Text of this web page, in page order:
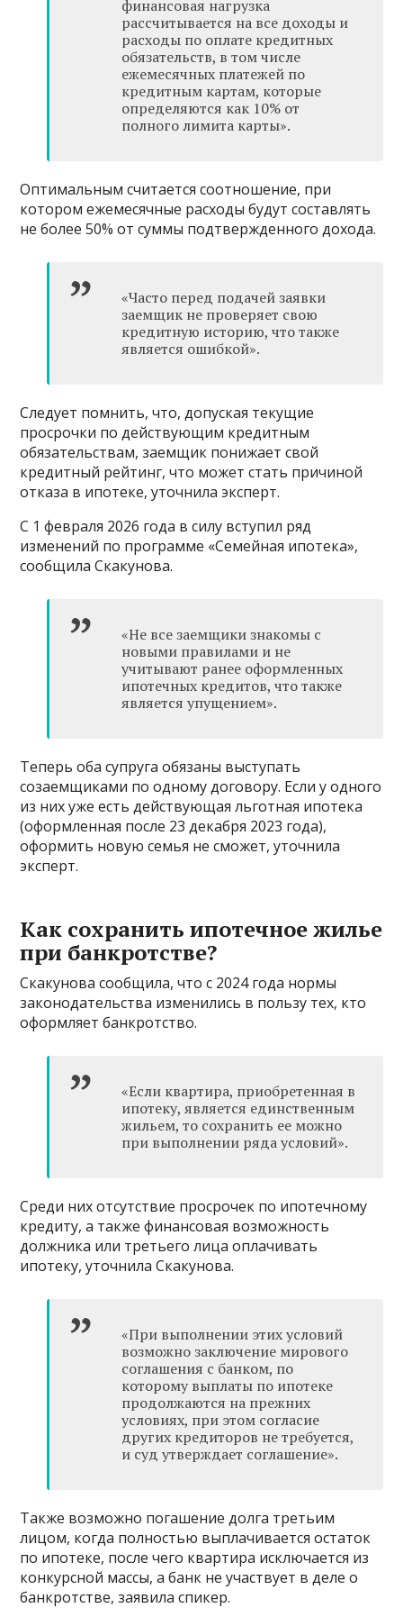
финансовая нагрузка
рассчитывается на все доходы и
расходы по оплате кредитных
обязательств, в том числе
ежемесячных платежей по
кредитным картам, которые
определяются как 10% от
полного лимита карты».
Оптимальным считается соотношение, при
котором ежемесячные расходы будут составлять
не более 50% от суммы подтвержденного дохода.
«Часто перед подачей заявки
заемщик не проверяет свою
кредитную историю, что также
является ошибкой».
Следует помнить, что, допуская текущие
просрочки по действующим кредитным
обязательствам, заемщик понижает свой
кредитный рейтинг, что может стать причиной
отказа в ипотеке, уточнила эксперт.
С 1 февраля 2026 года в силу вступил ряд
изменений по программе «Семейная ипотека»,
сообщила Скакунова.
«Не все заемщики знакомы с
новыми правилами и не
учитывают ранее оформленных
ипотечных кредитов, что также
является упущением».
Теперь оба супруга обязаны выступать
созаемщиками по одному договору. Если у одного
из них уже есть действующая льготная ипотека
(оформленная после 23 декабря 2023 года),
оформить новую семья не сможет, уточнила
эксперт.
Как сохранить ипотечное жилье
при банкротстве?
Скакунова сообщила, что с 2024 года нормы
законодательства изменились в пользу тех, кто
оформляет банкротство.
«Если квартира, приобретенная в
ипотеку, является единственным
жильем, то сохранить ее можно
при выполнении ряда условий».
Среди них отсутствие просрочек по ипотечному
кредиту, а также финансовая возможность
должника или третьего лица оплачивать
ипотеку, уточнила Скакунова.
«При выполнении этих условий
возможно заключение мирового
соглашения с банком, по
которому выплаты по ипотеке
продолжаются на прежних
условиях, при этом согласие
других кредиторов не требуется,
и суд утверждает соглашение».
Также возможно погашение долга третьим
лицом, когда полностью выплачивается остаток
по ипотеке, после чего квартира исключается из
конкурсной массы, а банк не участвует в деле о
банкротстве, заявила спикер.